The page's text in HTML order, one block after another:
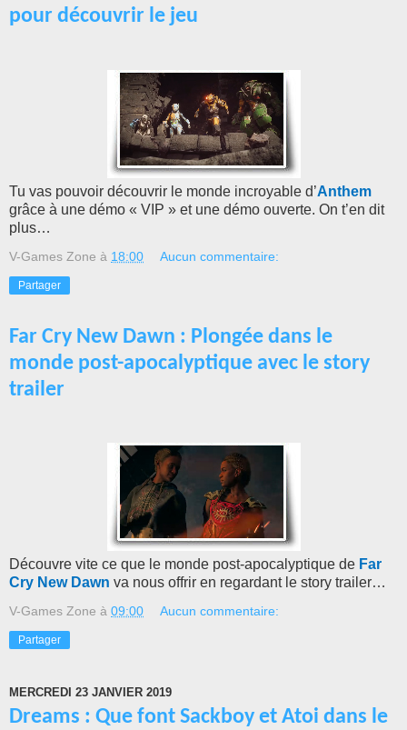
pour découvrir le jeu
Tu vas pouvoir découvrir le monde incroyable d’Anthem
grâce à une démo « VIP » et une démo ouverte. On t’en dit
plus…
V-Games Zone à 18:00 Aucun commentaire:
Partager
Far Cry New Dawn : Plongée dans le
monde post-apocalyptique avec le story
trailer
Découvre vite ce que le monde post-apocalyptique de Far
Cry New Dawn va nous offrir en regardant le story trailer…
V-Games Zone à 09:00 Aucun commentaire:
Partager
MERCREDI 23 JANVIER 2019
Dreams : Que font Sackboy et Atoi dans le